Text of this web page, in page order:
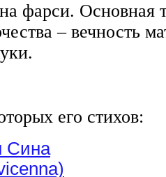
фарси. Основная
‒ вечность
его стихов: